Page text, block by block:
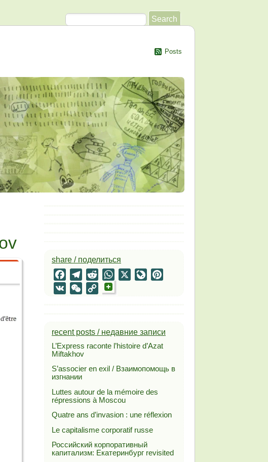
Posts
share / поделиться
FacebookTelegramRedditWhatsApp LiveJournal
VK
WeChat
Copy
recent posts / недавние записи
L’Express raconte l’histoire d’Azat
Miftakhov
S’associer en exil / Взаимопомощь в
изгнании
Luttes autour de la mémoire des
répressions à Moscou
Quatre ans d’invasion : une réflexion
Le capitalisme corporatif russe
Российский корпоративный
капитализм: Екатеринбург revisited